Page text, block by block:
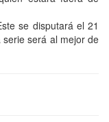
se disputará el 21
será al mejor de